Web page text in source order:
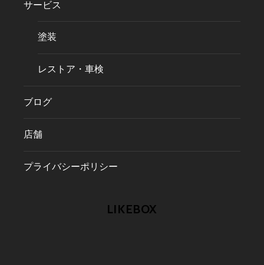
サービス
塗装
レストア・車検
ブログ
店舗
プライバシーポリシー
LIKEBOX